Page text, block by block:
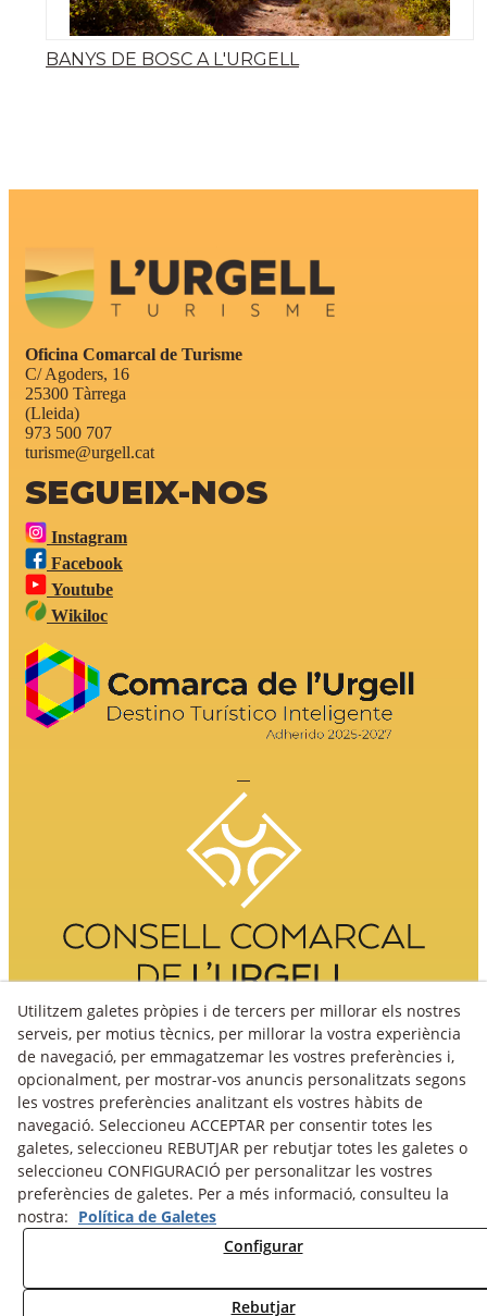
BANYS DE BOSC A L'URGELL
Oficina Comarcal de Turisme
C/ Agoders, 16
25300 Tàrrega
(Lleida)
973 500 707
turisme@urgell.cat
SEGUEIX-NOS
Instagram
Facebook
Youtube
Wikiloc
Avís Legal Política Cookies
Utilitzem galetes pròpies i de tercers per millorar els nostres
serveis, per motius tècnics, per millorar la vostra experiència
de navegació, per emmagatzemar les vostres preferències i,
opcionalment, per mostrar-vos anuncis personalitzats segons
les vostres preferències analitzant els vostres hàbits de
navegació. Seleccioneu ACCEPTAR per consentir totes les
galetes, seleccioneu REBUTJAR per rebutjar totes les galetes o
seleccioneu CONFIGURACIÓ per personalitzar les vostres
preferències de galetes. Per a més informació, consulteu la
nostra: Política de Galetes
Configurar
Rebutjar